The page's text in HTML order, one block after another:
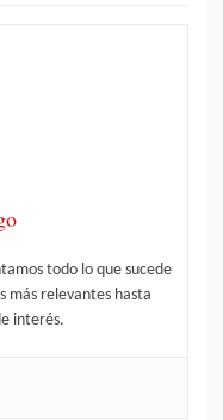
todo lo que sucede
más relevantes hasta
interés.